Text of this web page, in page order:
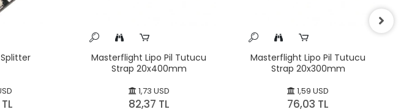
Masterflight Lipo Pil Tutucu
Strap 20x400mm
1,73 USD
82,37 TL
Masterflight Lipo Pil Tutucu
Strap 20x300mm
1,59 USD
76,03 TL